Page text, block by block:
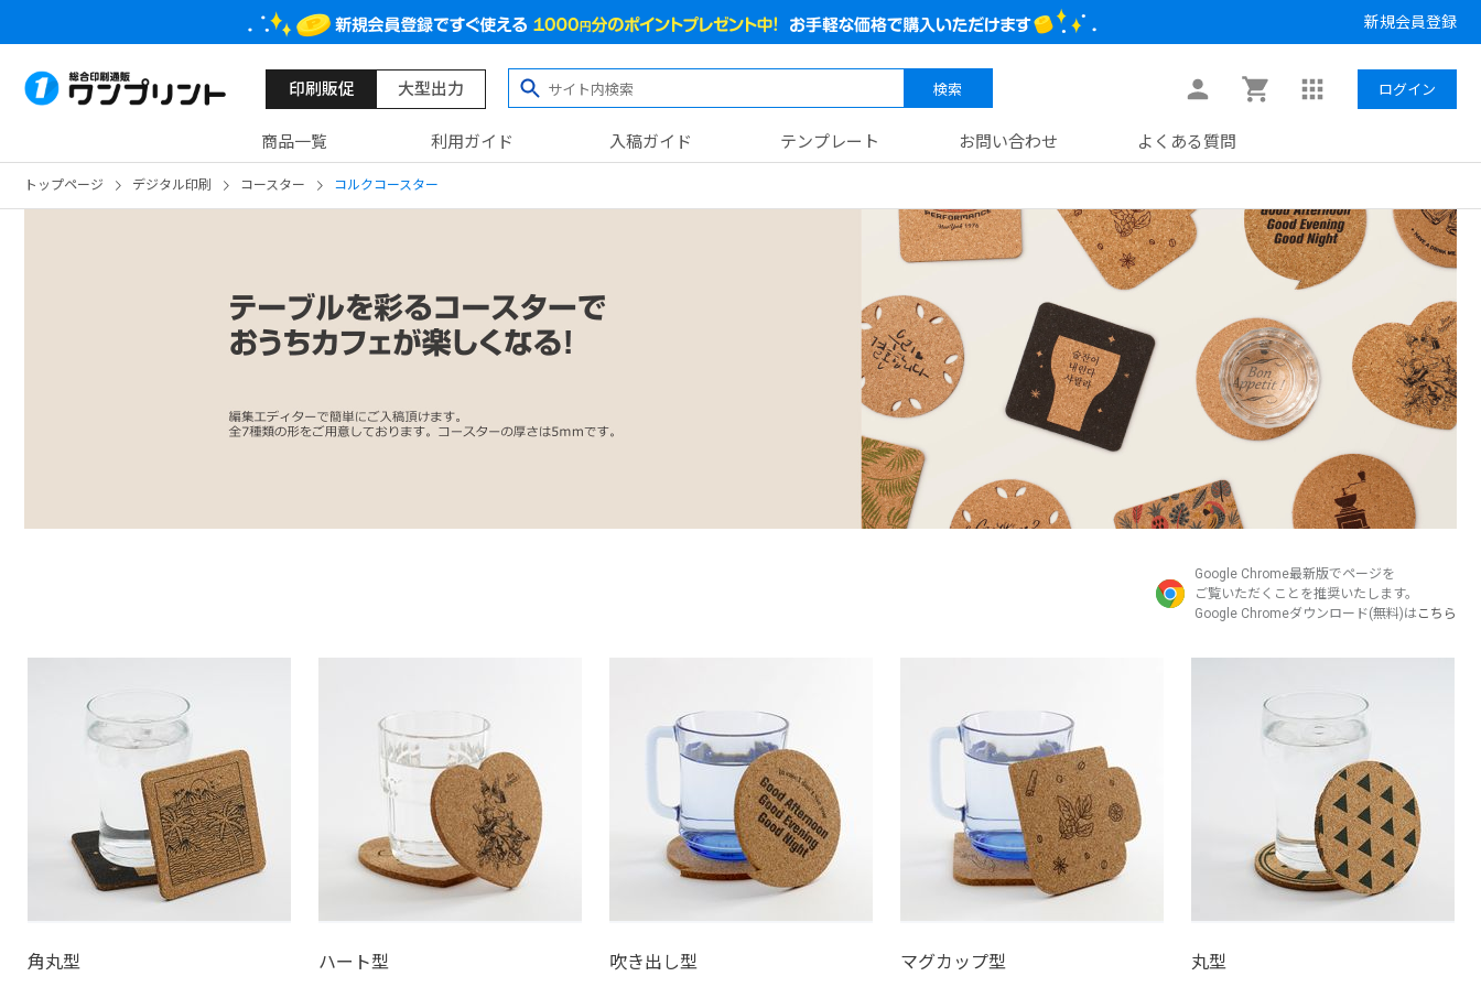
新規会員登録
印刷販促 大型出力 検索 ログイン
商品一覧 利用ガイド 入稿ガイド テンプレート お問い合わせ よくある質問
トップページ デジタル印刷 コースター コルクコースター
Google Chrome最新版でページを
ご覧いただくことを推奨いたします。
Google Chromeダウンロード(無料)は こちら
角丸型 ハート型 吹き出し型 マグカップ型 丸型